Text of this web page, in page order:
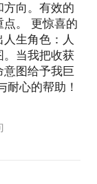
向。有效的
点。 更惊喜的
生角色：人
。当我把收获
意图给予我巨
耐心的帮助！